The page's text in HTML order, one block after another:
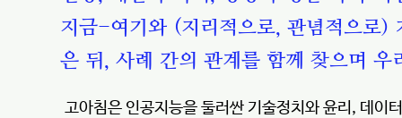
지금-여기와 (지리적으로, 관념적으로)
은 뒤, 사례 간의 관계를 함께 찾으며 우
고아침은 인공지능을 둘러싼 기술정치와 윤리, 데이